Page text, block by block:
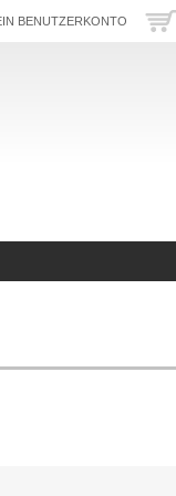
BENUTZERKONTO